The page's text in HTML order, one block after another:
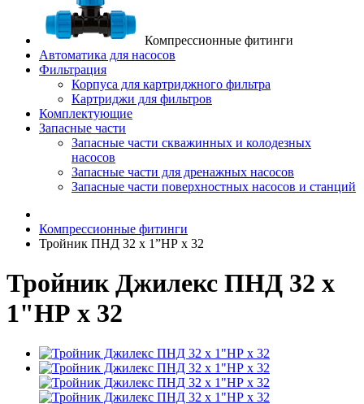
Компрессионные фитинги
Автоматика для насосов
Фильтрация
Корпуса для картриджного фильтра
Картриджи для фильтров
Комплектующие
Запасные части
Запасные части скважинных и колодезных
насосов
Запасные части для дренажных насосов
Запасные части поверхностных насосов и станций
Компрессионные фитинги
Тройник ПНД 32 x 1”НР x 32
Тройник Джилекс ПНД 32 x
1"НР x 32